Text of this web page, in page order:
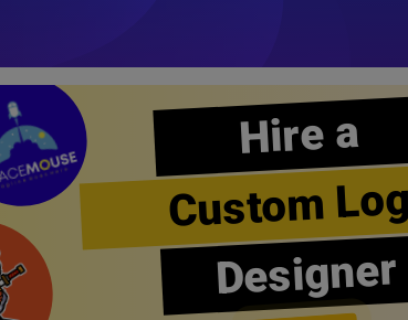
Hire a
Custom
Designer